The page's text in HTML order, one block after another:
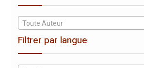
Toute Auteur
Filtrer par langue